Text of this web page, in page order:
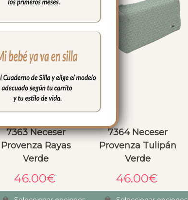
7363 Neceser
Provenza Rayas
Verde
46.00€
7364 Neceser
Provenza Tulipán
Verde
46.00€